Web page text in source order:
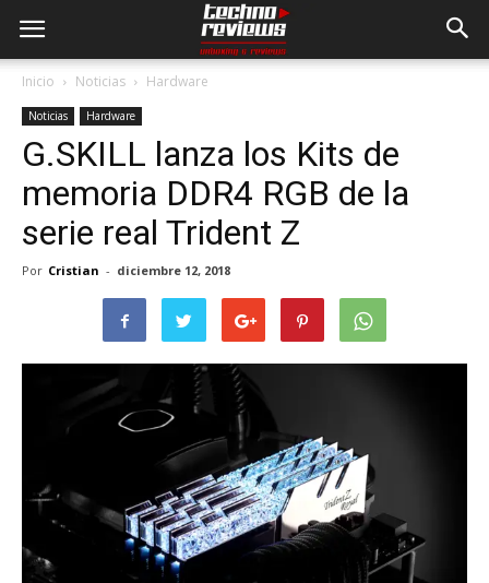
Inicio Noticias Hardware
Noticias Hardware
G.SKILL lanza los Kits de
memoria DDR4 RGB de la
serie real Trident Z
Por Cristian - diciembre 12, 2018